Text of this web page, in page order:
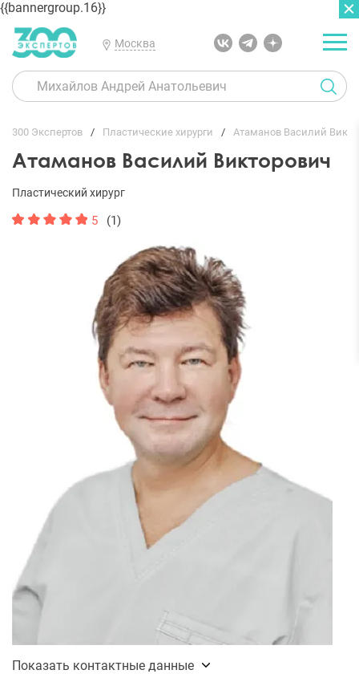
{{bannergroup.16}}
Москва
300 Экспертов Пластические хирурги Атаманов Василий
Атаманов Василий Викторович
Пластический хирург
5 (1)
Показать контактные данные
ГЛАВНАЯ ОТЗЫВЫ